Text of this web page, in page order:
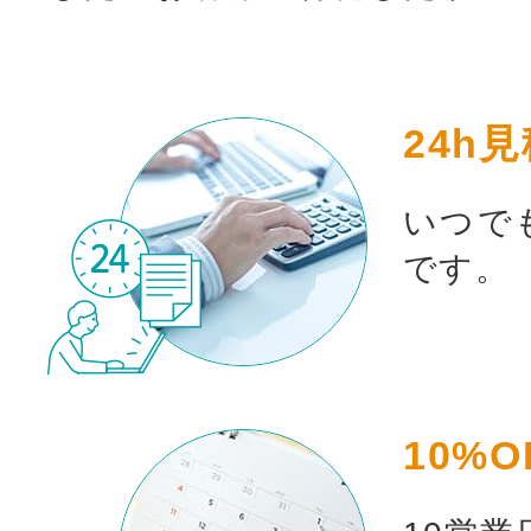
24h見
いつで
です。